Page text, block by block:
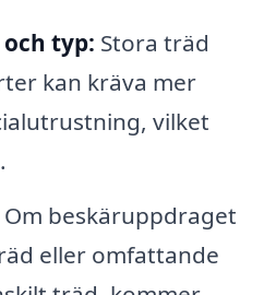
typ: Stora träd
kan kräva mer
vilket
Om beskäruppdraget
eller omfattande